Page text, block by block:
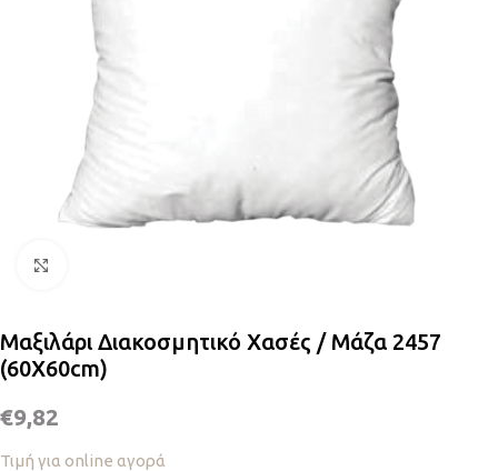
Μαξιλάρι Διακοσμητικό Χασές / Μάζα 2457
(60Χ60cm)
€9,82
Τιμή για online αγορά